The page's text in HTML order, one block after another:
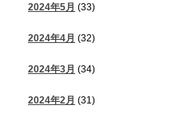
2024年5月 (33)
2024年4月 (32)
2024年3月 (34)
2024年2月 (31)